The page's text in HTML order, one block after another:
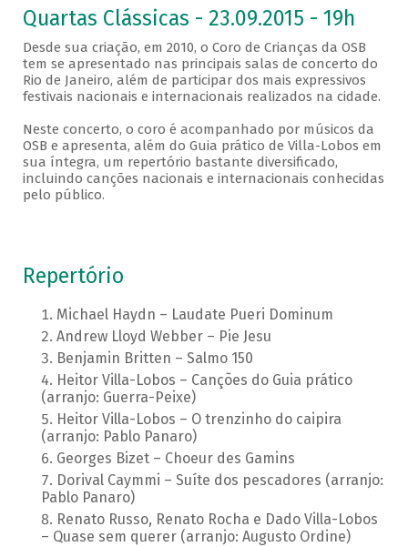
Quartas Clássicas - 23.09.2015 - 19h
Desde sua criação, em 2010, o Coro de Crianças da OSB
tem se apresentado nas principais salas de concerto do
Rio de Janeiro, além de participar dos mais expressivos
festivais nacionais e internacionais realizados na cidade.
Neste concerto, o coro é acompanhado por músicos da
OSB e apresenta, além do Guia prático de Villa-Lobos em
sua íntegra, um repertório bastante diversificado,
incluindo canções nacionais e internacionais conhecidas
pelo público.
Repertório
Michael Haydn – Laudate Pueri Dominum
Andrew Lloyd Webber – Pie Jesu
Benjamin Britten – Salmo 150
Heitor Villa-Lobos – Canções do Guia prático
(arranjo: Guerra-Peixe)
Heitor Villa-Lobos – O trenzinho do caipira
(arranjo: Pablo Panaro)
Georges Bizet – Choeur des Gamins
Dorival Caymmi – Suíte dos pescadores (arranjo:
Pablo Panaro)
Renato Russo, Renato Rocha e Dado Villa-Lobos
– Quase sem querer (arranjo: Augusto Ordine)